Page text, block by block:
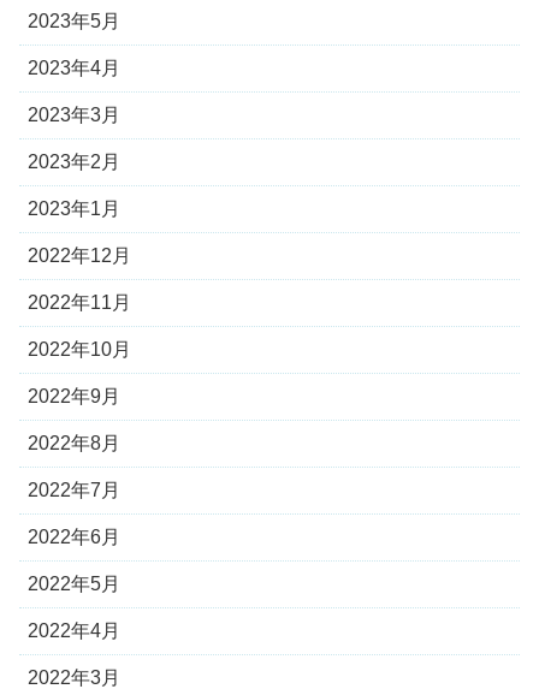
2023年5月
2023年4月
2023年3月
2023年2月
2023年1月
2022年12月
2022年11月
2022年10月
2022年9月
2022年8月
2022年7月
2022年6月
2022年5月
2022年4月
2022年3月